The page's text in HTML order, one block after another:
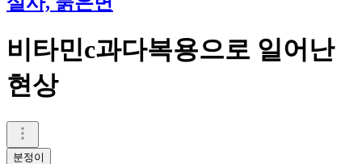
비타민c과다복용으로 일어난
현상
분정이